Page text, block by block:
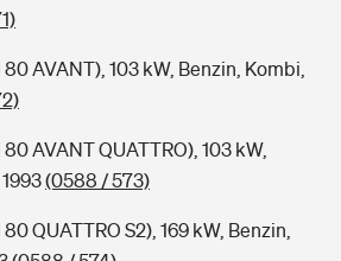
AVANT), 103 kW, Benzin, Kombi,
AVANT QUATTRO), 103 kW,
(0588 / 573)
QUATTRO S2), 169 kW, Benzin,